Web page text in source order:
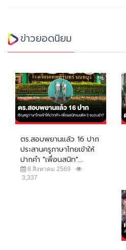
ข่าวยอดนิยม
ตร.สอบพยานแล้ว 16 ปาก
ประสานครูภาษาไทยเข้าให้
ปากคำ "เพื่อนสนิท"...
8 สิงหาคม 2569
3,337